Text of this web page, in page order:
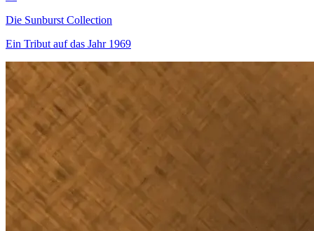
Die Sunburst Collection
Ein Tribut auf das Jahr 1969